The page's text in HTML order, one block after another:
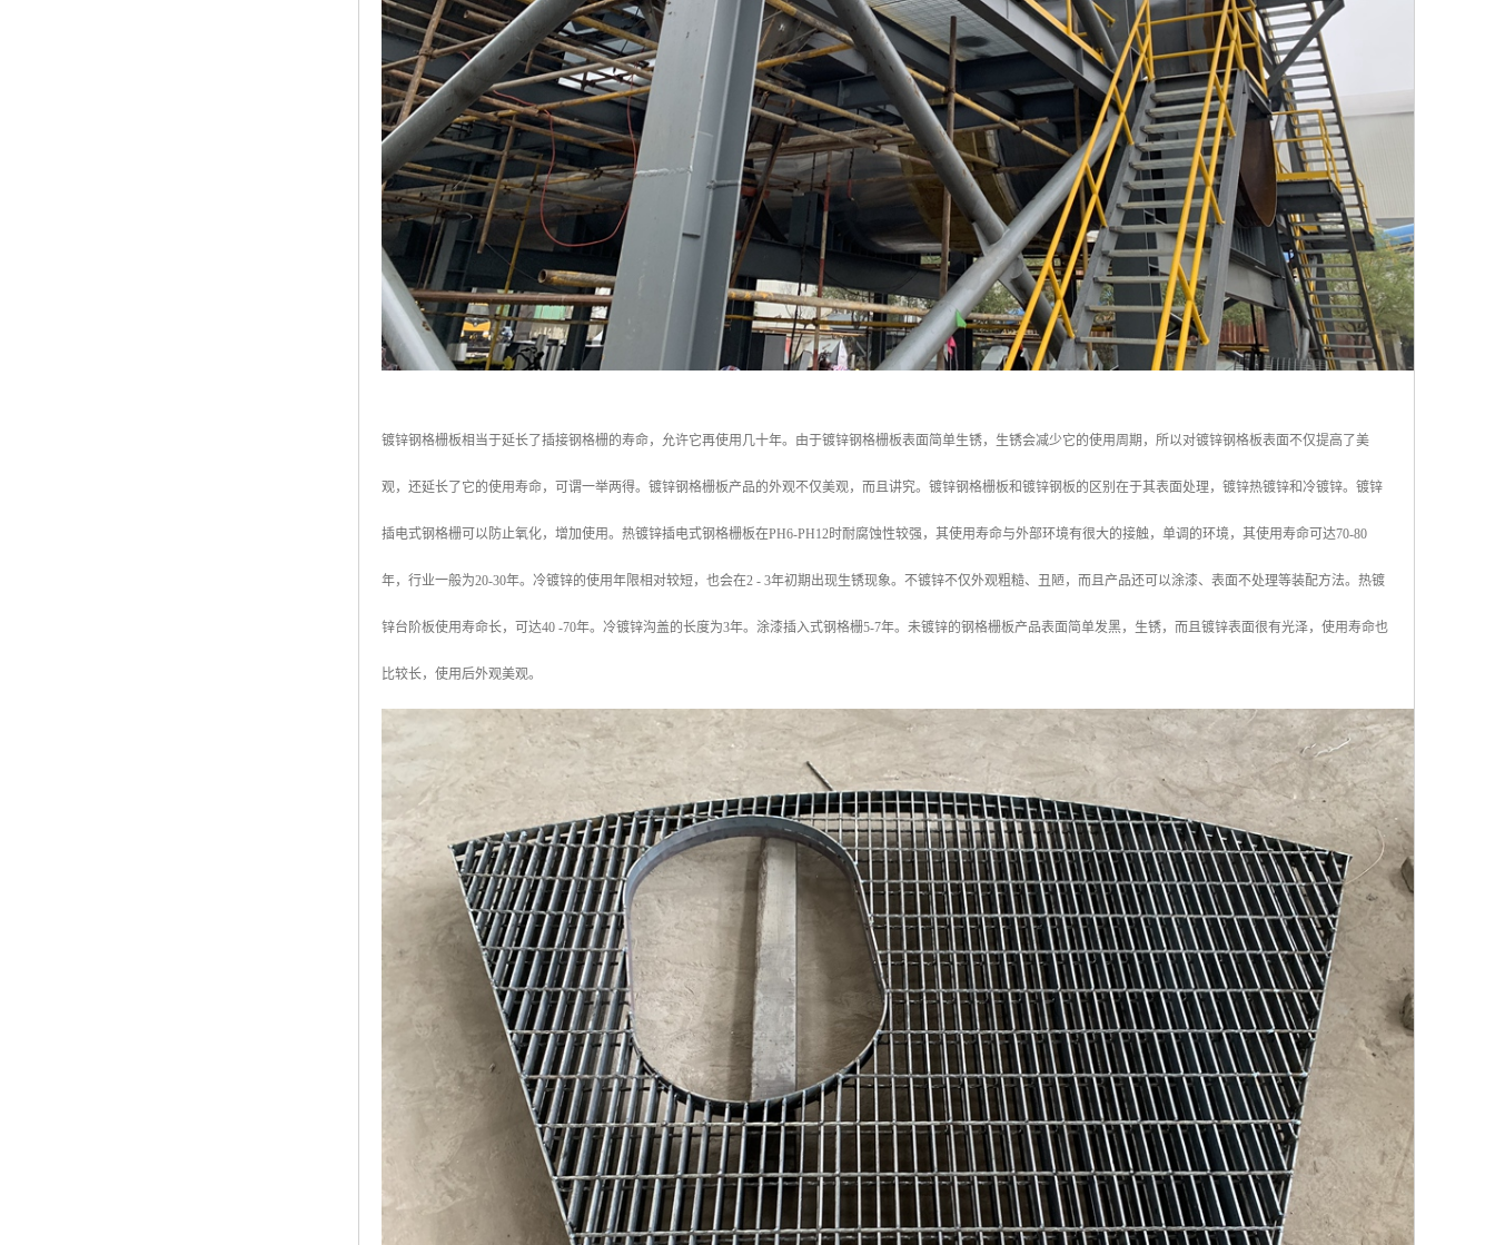
镀锌钢格栅板相当于延长了插接钢格栅的寿命，允许它再使用几十年。由于镀锌钢格栅板表面简单生锈，生锈会减少它的使用周期，所以对镀锌钢格板表面不仅提高了美
观，还延长了它的使用寿命，可谓一举两得。镀锌钢格栅板产品的外观不仅美观，而且讲究。镀锌钢格栅板和镀锌钢板的区别在于其表面处理，镀锌热镀锌和冷镀锌。镀锌
插电式钢格栅可以防止氧化，增加使用。热镀锌插电式钢格栅板在PH6-PH12时耐腐蚀性较强，其使用寿命与外部环境有很大的接触，单调的环境，其使用寿命可达70-80
年，行业一般为20-30年。冷镀锌的使用年限相对较短，也会在2 - 3年初期出现生锈现象。不镀锌不仅外观粗糙、丑陋，而且产品还可以涂漆、表面不处理等装配方法。热镀
锌台阶板使用寿命长，可达40 -70年。冷镀锌沟盖的长度为3年。涂漆插入式钢格栅5-7年。未镀锌的钢格栅板产品表面简单发黑，生锈，而且镀锌表面很有光泽，使用寿命也
比较长，使用后外观美观。